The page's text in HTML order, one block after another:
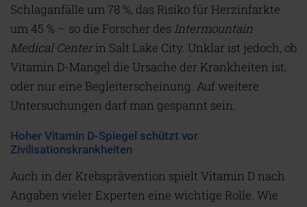
Schlaganfälle um 78 %, das Risiko für Herzinfarkte
um 45 % – so die Forscher des Intermountain
Medical Centerin Salt Lake City. Unklar ist jedoch, ob
Vitamin D-Mangel die Ursache der Krankheiten ist,
oder nur eine Begleiterscheinung. Auf weitere
Untersuchungen darf man gespannt sein.
Hoher Vitamin D-Spiegel schützt vor
Zivilisationskrankheiten
Auch in der Krebsprävention spielt Vitamin D nach
Angaben vieler Experten eine wichtige Rolle. Wie